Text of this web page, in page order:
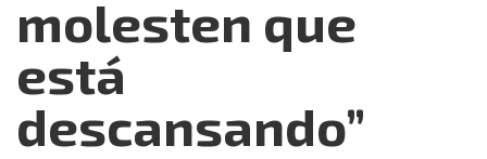
molesten que
está
descansando”